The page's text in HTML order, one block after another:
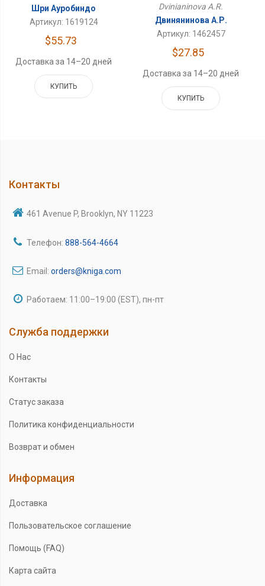
Шри Ауробиндо
Артикул: 1619124
$55.73
Доставка за 14–20 дней
КУПИТЬ
Dvinianinova A.R.
Двинянинова А.Р.
Артикул: 1462457
$27.85
Доставка за 14–20 дней
КУПИТЬ
Контакты
461 Avenue P, Brooklyn, NY 11223
Телефон: 888-564-4664
Email: orders@kniga.com
Работаем: 11:00–19:00 (EST), пн-пт
Служба поддержки
О Нас
Контакты
Статус заказа
Политика конфиденциальности
Возврат и обмен
Информация
Доставка
Пользовательское соглашение
Помощь (FAQ)
Карта сайта